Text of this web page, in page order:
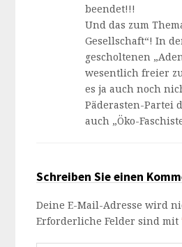
beendet!!!
Und das zum
Gesellschaft“! In
gescholtenen
wesentlich freier
es ja auch noch
Päderasten-Partei
auch „Öko-
Schreiben Sie einen
Deine E-Mail-Adresse wird
Erforderliche Felder sind mit